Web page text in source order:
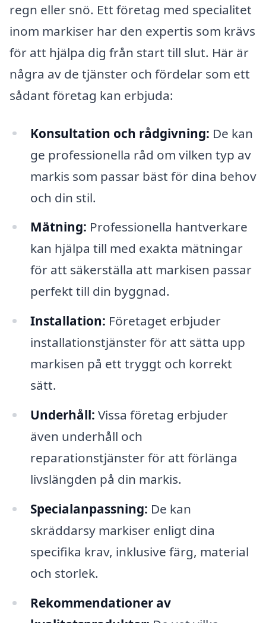
regn eller snö. Ett företag med specialitet
inom markiser har den expertis som krävs
för att hjälpa dig från start till slut. Här är
några av de tjänster och fördelar som ett
sådant företag kan erbjuda:
Konsultation och rådgivning: De kan
ge professionella råd om vilken typ av
markis som passar bäst för dina behov
och din stil.
Mätning: Professionella hantverkare
kan hjälpa till med exakta mätningar
för att säkerställa att markisen passar
perfekt till din byggnad.
Installation: Företaget erbjuder
installationstjänster för att sätta upp
markisen på ett tryggt och korrekt
sätt.
Underhåll: Vissa företag erbjuder
även underhåll och
reparationstjänster för att förlänga
livslängden på din markis.
Specialanpassning: De kan
skräddarsy markiser enligt dina
specifika krav, inklusive färg, material
och storlek.
Rekommendationer av